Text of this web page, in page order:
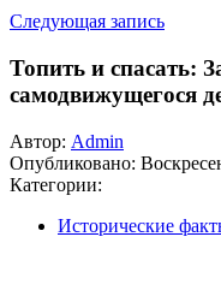
Следующая запись
Топить и
самодвижущегося
Автор: Admin
Опубликовано:
Категории:
Исторические